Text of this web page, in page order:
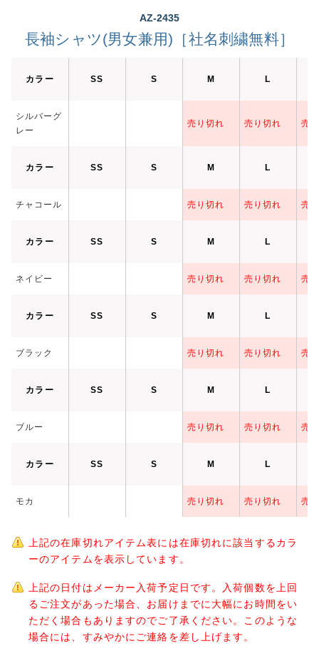
AZ-2435
長袖シャツ(男女兼用)［社名刺繍無料］
カラー SS S M L
シルバーグ
レー
売り切れ 売り切れ 売
カラー SS S M L
チャコール 売り切れ 売り切れ 売
カラー SS S M L
ネイビー 売り切れ 売り切れ 売
カラー SS S M L
ブラック 売り切れ 売り切れ 売
カラー SS S M L
ブルー 売り切れ 売り切れ 売
カラー SS S M L
モカ 売り切れ 売り切れ 売
上記の在庫切れアイテム表には在庫切れに該当するカラ
ーのアイテムを表示しています。
上記の日付はメーカー入荷予定日です。入荷個数を上回
るご注文があった場合、お届けまでに大幅にお時間をい
ただく場合もありますのでご了承ください。このような
場合には、すみやかにご連絡を差し上げます。